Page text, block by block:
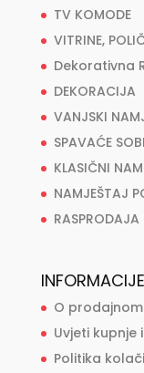
TV KOMODE
VITRINE,
Dekorativna
DEKORACIJA
VANJSKI
SPAVAĆE
KLASIČNI
NAMJEŠTAJ
INFORMACIJE
O
Uvjeti kupnje
Politika